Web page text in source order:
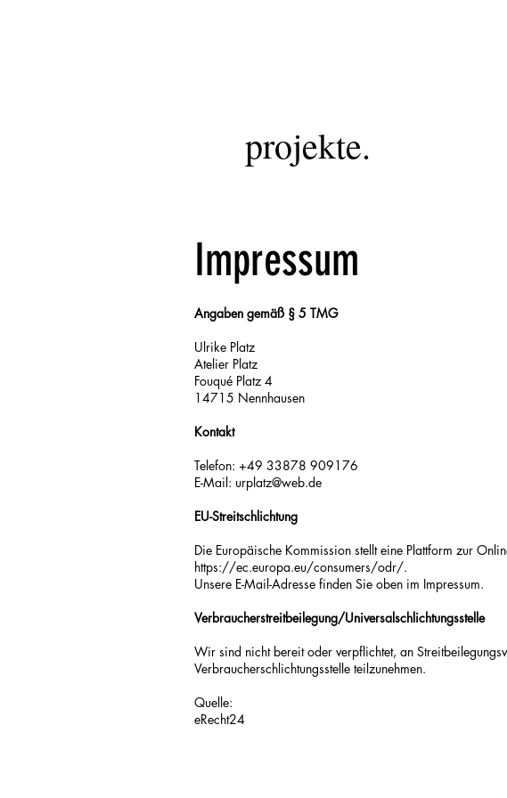
projekte.
Impressum
Angaben gemäß § 5 TMG
Ulrike Platz
Atelier Platz
Fouqué Platz 4
14715 Nennhausen
Kontakt
Telefon: +49 33878 909176
E-Mail: urplatz@web.de
EU-Streitschlichtung
Die Europäische Kommission stellt eine Plattform zur
https://ec.europa.eu/consumers/odr/.
Unsere E-Mail-Adresse finden Sie oben im Impressum.
Verbraucherstreitbeilegung/Universalschlichtungsstelle
Wir sind nicht bereit oder verpflichtet, an
Verbraucherschlichtungsstelle teilzunehmen.
Quelle:
eRecht24